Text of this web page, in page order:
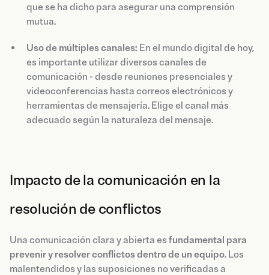
que se ha dicho para asegurar una comprensión
mutua.
Uso de múltiples canales: En el mundo digital de hoy,
es importante utilizar diversos canales de
comunicación - desde reuniones presenciales y
videoconferencias hasta correos electrónicos y
herramientas de mensajería. Elige el canal más
adecuado según la naturaleza del mensaje.
Impacto de la comunicación en la
resolución de conflictos
Una comunicación clara y abierta es fundamental para
prevenir y resolver conflictos dentro de un equipo. Los
malentendidos y las suposiciones no verificadas a